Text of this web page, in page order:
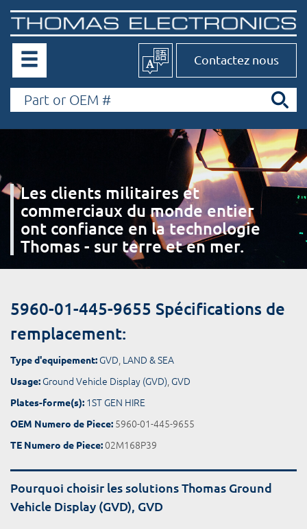
Contactez nous
Les clients militaires et
commerciaux du monde entier
ont confiance en la technologie
Thomas - sur terre et en mer.
5960-01-445-9655 Spécifications de
remplacement:
Type d'equipement: GVD, LAND & SEA
Usage: Ground Vehicle Display (GVD), GVD
Plates-forme(s): 1ST GEN HIRE
OEM Numero de Piece: 5960-01-445-9655
TE Numero de Piece:02M168P39
Pourquoi choisir les solutions Thomas Ground
Vehicle Display (GVD), GVD